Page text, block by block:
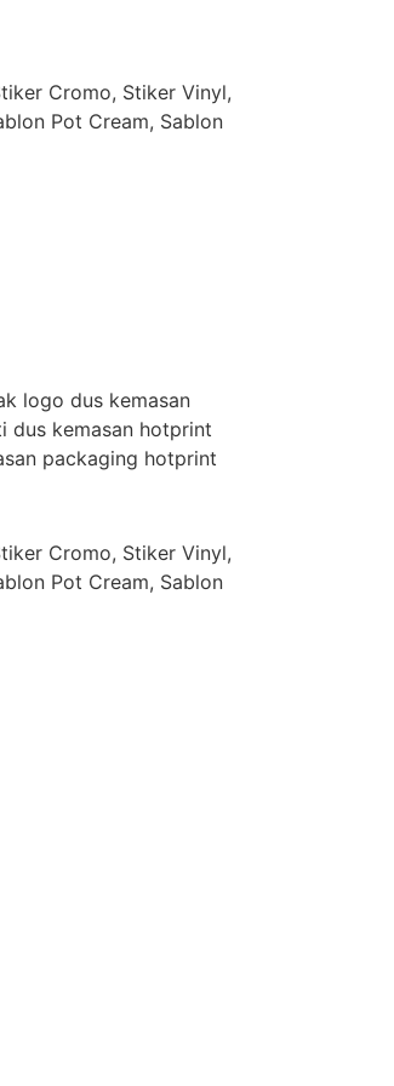
Cromo, Stiker Vinyl,
Pot Cream, Sablon
logo dus kemasan
dus kemasan hotprint
packaging hotprint
Cromo, Stiker Vinyl,
Pot Cream, Sablon